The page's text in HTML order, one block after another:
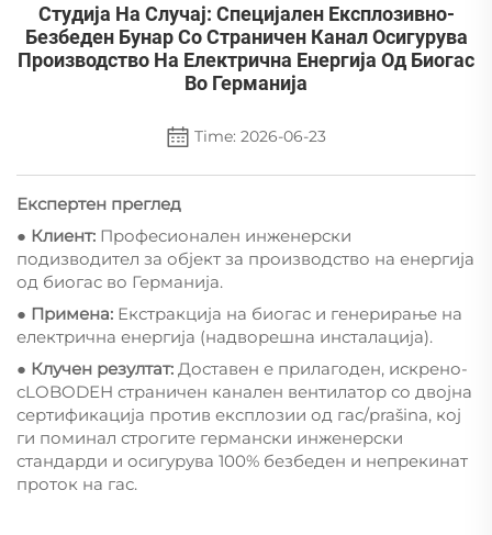
Студија На Случај: Специјален Експлозивно-
Безбеден Бунар Со Страничен Канал Осигурува
Производство На Електрична Енергија Од Биогас
Во Германија
Time: 2026-06-23
Експертен преглед
● Клиент: Професионален инженерски
подизводител за објект за производство на енергија
од биогас во Германија.
● Примена: Екстракција на биогас и генерирање на
електрична енергија (надворешна инсталација).
● Клучен резултат: Доставен е прилагоден, искрено-
сLOBODЕН страничен канален вентилатор со двојна
сертификација против експлозии од гас/prašina, кој
ги поминал строгите германски инженерски
стандарди и осигурува 100% безбеден и непрекинат
проток на гас.